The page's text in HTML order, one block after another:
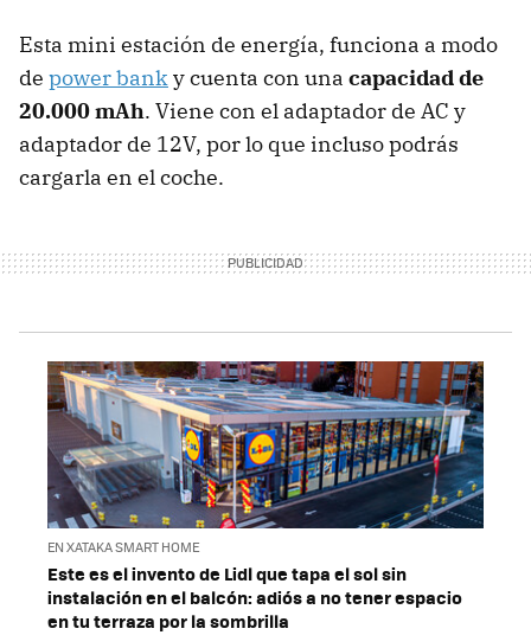
Esta mini estación de energía, funciona a modo
de power banky cuenta con una capacidad de
20.000 mAh. Viene con el adaptador de AC y
adaptador de 12V, por lo que incluso podrás
cargarla en el coche.
EN XATAKA SMART HOME
Este es el invento de Lidl que tapa el sol sin
instalación en el balcón: adiós a no tener espacio
en tu terraza por la sombrilla